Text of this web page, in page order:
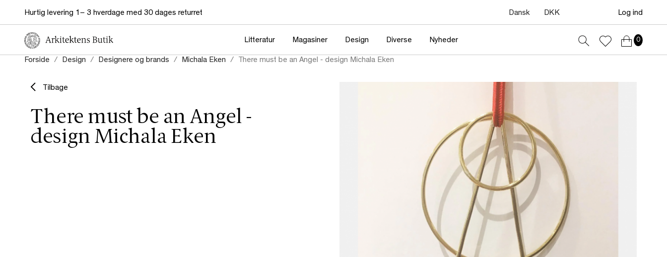
Hurtig levering 1– 3 hverdage med 30 dages returret Dansk DKK Log ind
Litteratur Magasiner Design Diverse Nyheder 0
Forside Design Designere og brands Michala Eken There must be an Angel - design Michala Eken
Tilbage
There must be an Angel -
design Michala Eken